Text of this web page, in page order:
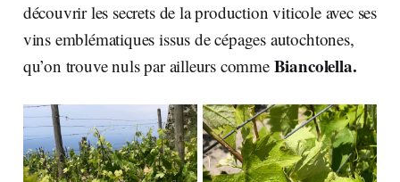
découvrir les secrets de la production viticole avec ses
vins emblématiques issus de cépages autochtones,
qu’on trouve nuls par ailleurs comme Biancolella.